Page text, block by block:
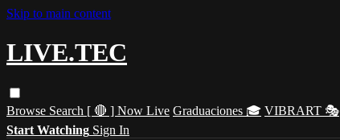
Skip to main content
LIVE.TEC
Browse Search [ 🔴 ] Now Live Graduaciones 🎓 VIBRART 🎭
Start Watching Sign In